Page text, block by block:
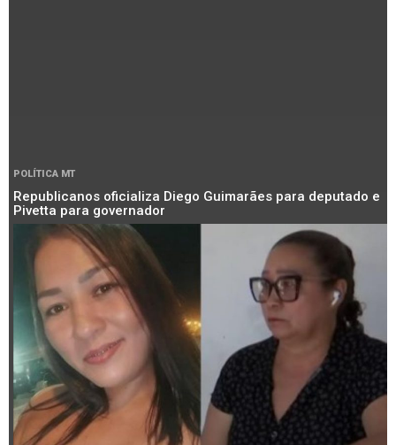
POLÍTICA MT
Republicanos oficializa Diego Guimarães para deputado e
Pivetta para governador